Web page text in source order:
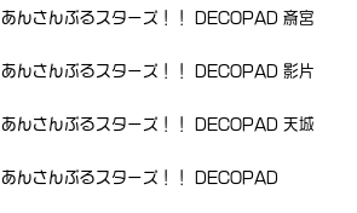
さんぶるスターズ！！ DECOPAD 斎宮
さんぶるスターズ！！ DECOPAD 影片
さんぶるスターズ！！ DECOPAD 天城
さんぶるスターズ！！ DECOPAD